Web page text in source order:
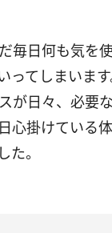
毎日何も気を
ってしまいま
が日々、必要
心掛けている
た。